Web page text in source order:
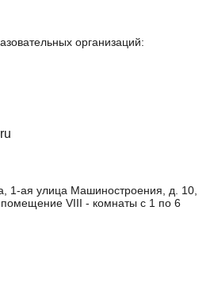
организаций:
1-ая улица Машиностроения, д. 10,
VIII - комнаты с 1 по 6